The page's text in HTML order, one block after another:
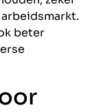
beter